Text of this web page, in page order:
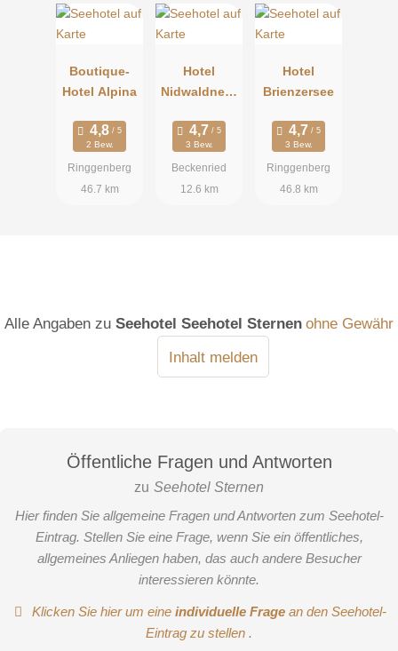
Boutique-
Hotel Alpina
2 Bew.
Ringgenberg
46.7 km
Hotel
Nidwaldnerh
3 Bew.
Beckenried
12.6 km
Hotel
Brienzersee
3 Bew.
Ringgenberg
46.8 km
Alle Angaben zu Seehotel Seehotel Sternen ohne Gewähr
Inhalt melden
Öffentliche Fragen und Antworten
zu Seehotel Sternen
Hier finden Sie allgemeine Fragen und Antworten zum Seehotel-
Eintrag. Stellen Sie eine Frage, wenn Sie ein öffentliches,
allgemeines Anliegen haben, das auch andere Besucher
interessieren könnte.
Klicken Sie hier um eineindividuelle Frage an den Seehotel-
Eintrag zu stellen .